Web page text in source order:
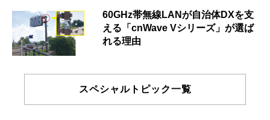
60GHz帯無線LANが自治体DXを支
える「cnWave Vシリーズ」が選ば
れる理由
スペシャルトピック一覧